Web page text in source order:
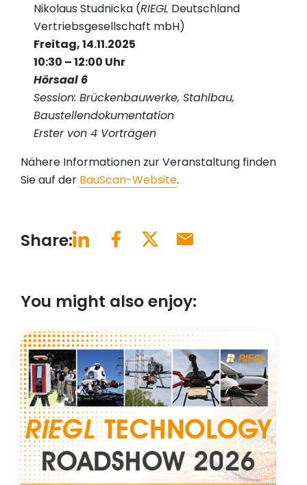
Nikolaus Studnicka (RIEGL Deutschland
Vertriebsgesellschaft mbH)
Freitag, 14.11.2025
10:30 – 12:00 Uhr
Hörsaal 6
Session: Brückenbauwerke, Stahlbau,
Baustellendokumentation
Erster von 4 Vorträgen
Nähere Informationen zur Veranstaltung finden
Sie auf der BauScan-Website.
Share:
You might also enjoy: